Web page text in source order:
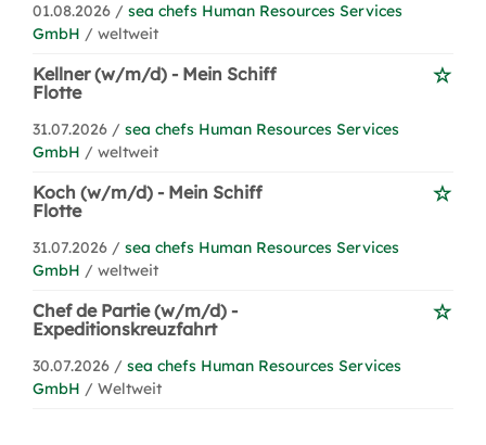
01.08.2026 / sea chefs Human Resources Services
GmbH / weltweit
Kellner (w/m/d) - Mein Schiff
Flotte
31.07.2026 / sea chefs Human Resources Services
GmbH / weltweit
Koch (w/m/d) - Mein Schiff
Flotte
31.07.2026 / sea chefs Human Resources Services
GmbH / weltweit
Chef de Partie (w/m/d) -
Expeditionskreuzfahrt
30.07.2026 / sea chefs Human Resources Services
GmbH / Weltweit